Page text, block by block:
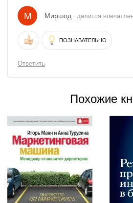
М Миршод делится
ПОЗНАВАТЕЛЬНО
Ответить
Похожие